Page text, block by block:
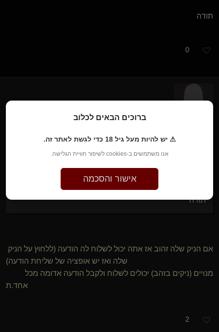
תודה
0
לפני שנה • 9 ביוני 2025
תודה
אם הניק שלה זהוב אז אתה יכול לשלוח לה הודעה (ללחוץ על הניק
שלה ואז יש אופציה של שליחת הודעה)
מנויים (ניקים בזהב) יכולים לשלוח ולקבל הודעה אדומה מכל
אחד.ת
2
ברוכים הבאים לכלוב
⚠ יש להיות מעל גיל 18 כדי לגשת לאתר זה.
אנו משתמשים ב-cookies לשיפור חוויית הגלישה.
אישור והסכמה